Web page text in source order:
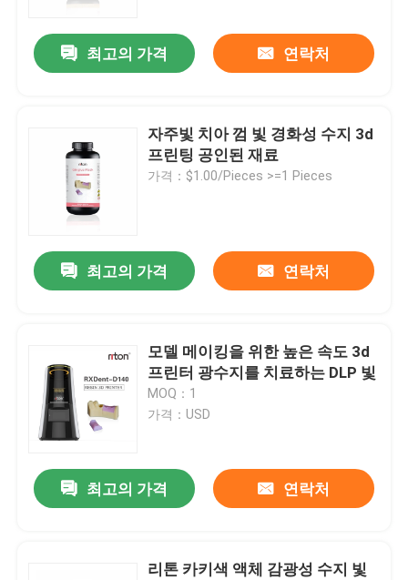
최고의 가격 연락처
자주빛 치아 껌 빛 경화성 수지 3d
프린팅 공인된 재료
가격：$1.00/Pieces >=1 Pieces
최고의 가격 연락처
모델 메이킹을 위한 높은 속도 3d
프린터 광수지를 치료하는 DLP 빛
MOQ：1
가격：USD
최고의 가격 연락처
리톤 카키색 액체 감광성 수지 빛